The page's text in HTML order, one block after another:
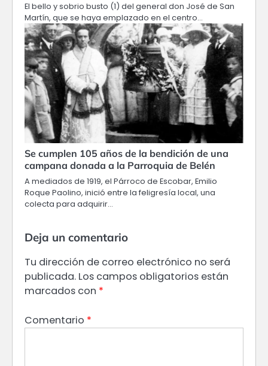
El bello y sobrio busto (1) del general don José de San
Martín, que se haya emplazado en el centro…
Se cumplen 105 años de la bendición de una
campana donada a la Parroquia de Belén
A mediados de 1919, el Párroco de Escobar, Emilio
Roque Paolino, inició entre la feligresía local, una
colecta para adquirir…
Deja un comentario
Tu dirección de correo electrónico no será
publicada. Los campos obligatorios están
marcados con *
Comentario *